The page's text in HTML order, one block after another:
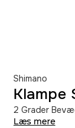
Shimano
Klampe
2 Grader
Læs mere